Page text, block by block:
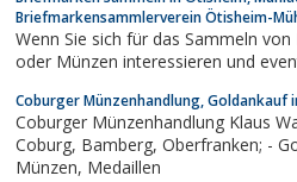
Briefmarkensammlerverein Ötisheim-
Wenn Sie sich für das Sammeln von
oder Münzen interessieren und
Coburger Münzenhandlung, Goldankauf
Coburger Münzenhandlung Klaus
Coburg, Bamberg, Oberfranken; - Gold, Silber, Edelmetalle,
Münzen, Medaillen